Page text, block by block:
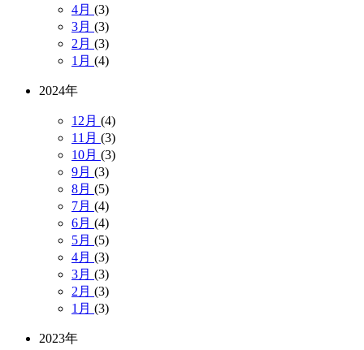
4月 (3)
3月 (3)
2月 (3)
1月 (4)
2024年
12月 (4)
11月 (3)
10月 (3)
9月 (3)
8月 (5)
7月 (4)
6月 (4)
5月 (5)
4月 (3)
3月 (3)
2月 (3)
1月 (3)
2023年